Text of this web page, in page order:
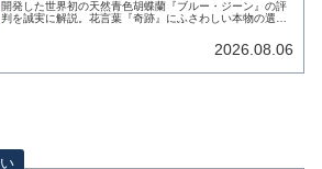
開発した世界初の天然青色胡蝶蘭『ブルー・ジーン』の評
判を誠実に解説。花言葉『奇跡』にふさわしい本物の選び
2026.08.06